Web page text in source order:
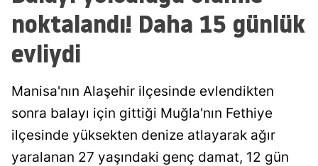
noktalandı! Daha 15 günlük
evliydi
Manisa'nın Alaşehir ilçesinde evlendikten
sonra balayı için gittiği Muğla'nın Fethiye
ilçesinde yüksekten denize atlayarak ağır
yaralanan 27 yaşındaki genç damat, 12 gün